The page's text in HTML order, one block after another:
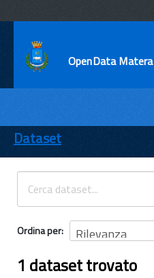
OpenData Matera
ENTI
TEMI
INFORMAZIONI
Dataset
Ordina per
1 dataset trovato